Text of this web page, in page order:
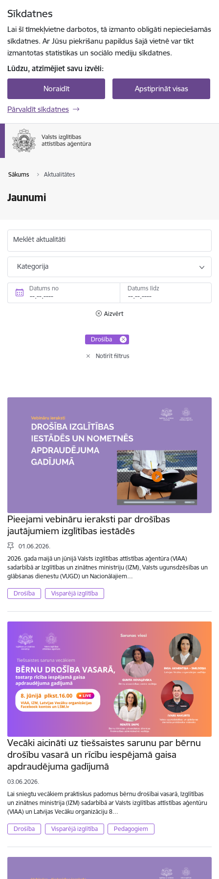
Sīkdatnes
Lai šī tīmekļvietne darbotos, tā izmanto obligāti nepieciešamās
sīkdatnes. Ar Jūsu piekrišanu papildus šajā vietnē var tikt
izmantotas statistikas un sociālo mediju sīkdatnes.
Lūdzu, atzīmējiet savu izvēli:
Noraidīt Apstiprināt visas
Pārvaldīt sīkdatnes
Sākums Aktualitātes
Jaunumi
Meklēt aktualitāti
Kategorija
Datums no Datums līdz
Aizvērt
Drošība
Notīrīt filtrus
Pieejami vebināru ieraksti par drošības
jautājumiem izglītības iestādēs
01.06.2026.
2026. gada maijā un jūnijā Valsts izglītības attīstības aģentūra (VIAA)
sadarbībā ar Izglītības un zinātnes ministriju (IZM), Valsts ugunsdzēsības un
glābšanas dienestu (VUGD) un Nacionālajiem…
Drošība Visparējā izglītība
Vecāki aicināti uz tiešsaistes sarunu par bērnu
drošību vasarā un rīcību iespējamā gaisa
apdraudējuma gadījumā
03.06.2026.
Lai sniegtu vecākiem praktiskus padomus bērnu drošībai vasarā, Izglītības
un zinātnes ministrija (IZM) sadarbībā ar Valsts izglītības attīstības aģentūru
(VIAA) un Latvijas Vecāku organizāciju 8…
Drošība Visparējā izglītība Pedagogiem